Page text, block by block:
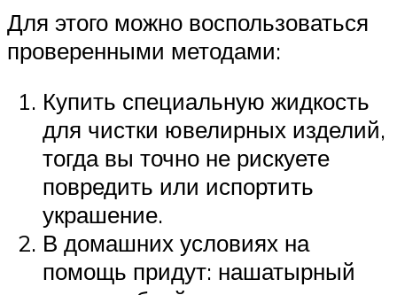
Для этого можно воспользоваться
проверенными методами:
Купить специальную жидкость
для чистки ювелирных изделий,
тогда вы точно не рискуете
повредить или испортить
украшение.
В домашних условиях на
помощь придут: нашатырный